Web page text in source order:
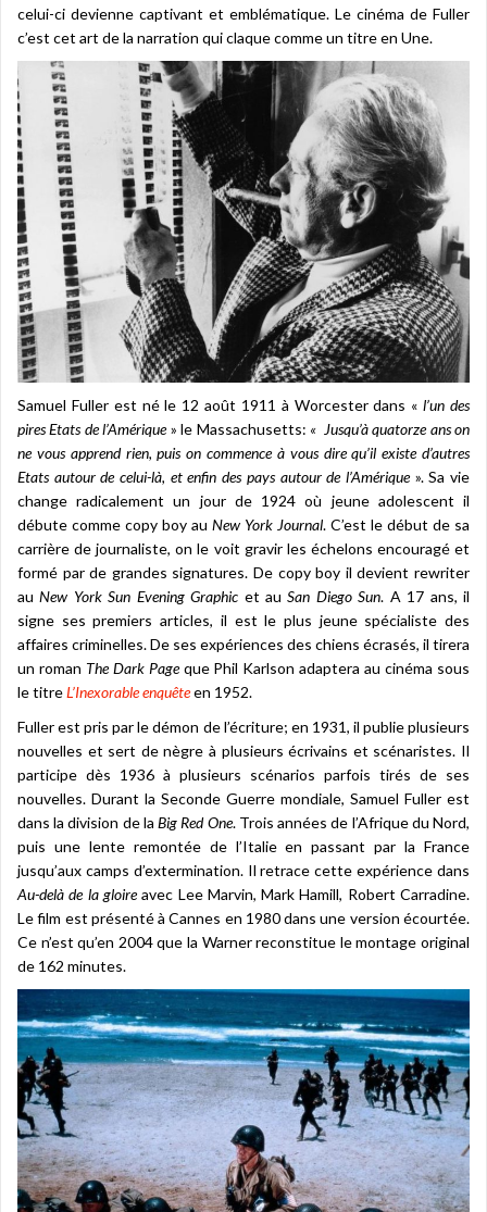
celui-ci devienne captivant et emblématique. Le cinéma de Fuller
c’est cet art de la narration qui claque comme un titre en Une.
Samuel Fuller est né le 12 août 1911 à Worcester dans «l’un des
pires Etats de l’Amérique» le Massachusetts: « Jusqu’à quatorze ans on
ne vous apprend rien, puis on commence à vous dire qu’il existe d’autres
Etats autour de celui-là, et enfin des pays autour de l’Amérique». Sa vie
change radicalement un jour de 1924 où jeune adolescent il
débute comme copy boy au New York Journal. C’est le début de sa
carrière de journaliste, on le voit gravir les échelons encouragé et
formé par de grandes signatures. De copy boy il devient rewriter
auNew York Sun Evening Graphic et auSan Diego Sun. A 17 ans, il
signe ses premiers articles, il est le plus jeune spécialiste des
affaires criminelles. De ses expériences des chiens écrasés, il tirera
un roman The Dark Pageque Phil Karlson adaptera au cinéma sous
le titreL’Inexorable enquêteen 1952.
Fuller est pris par le démon de l’écriture; en 1931, il publie plusieurs
nouvelles et sert de nègre à plusieurs écrivains et scénaristes. Il
participe dès 1936 à plusieurs scénarios parfois tirés de ses
nouvelles. Durant la Seconde Guerre mondiale, Samuel Fuller est
dans la division de laBig Red One. Trois années de l’Afrique du Nord,
puis une lente remontée de l’Italie en passant par la France
jusqu’aux camps d’extermination. Il retrace cette expérience dans
Au-delà de la gloireavec Lee Marvin, Mark Hamill, Robert Carradine.
Le film est présenté à Cannes en 1980 dans une version écourtée.
Ce n’est qu’en 2004 que la Warner reconstitue le montage original
de 162 minutes.